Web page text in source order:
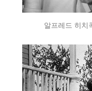
알프레드 히치